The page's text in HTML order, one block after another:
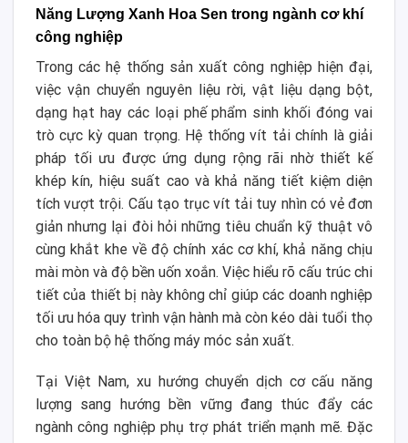
Năng Lượng Xanh Hoa Sen trong ngành cơ khí
công nghiệp
Trong các hệ thống sản xuất công nghiệp hiện đại,
việc vận chuyển nguyên liệu rời, vật liệu dạng bột,
dạng hạt hay các loại phế phẩm sinh khối đóng vai
trò cực kỳ quan trọng. Hệ thống vít tải chính là giải
pháp tối ưu được ứng dụng rộng rãi nhờ thiết kế
khép kín, hiệu suất cao và khả năng tiết kiệm diện
tích vượt trội. Cấu tạo trục vít tải tuy nhìn có vẻ đơn
giản nhưng lại đòi hỏi những tiêu chuẩn kỹ thuật vô
cùng khắt khe về độ chính xác cơ khí, khả năng chịu
mài mòn và độ bền uốn xoắn. Việc hiểu rõ cấu trúc chi
tiết của thiết bị này không chỉ giúp các doanh nghiệp
tối ưu hóa quy trình vận hành mà còn kéo dài tuổi thọ
cho toàn bộ hệ thống máy móc sản xuất.
Tại Việt Nam, xu hướng chuyển dịch cơ cấu năng
lượng sang hướng bền vững đang thúc đẩy các
ngành công nghiệp phụ trợ phát triển mạnh mẽ. Đặc